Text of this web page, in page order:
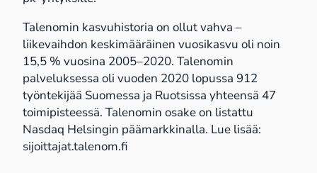
Talenomin kasvuhistoria on ollut vahva –
liikevaihdon keskimääräinen vuosikasvu oli noin
15,5 % vuosina 2005–2020. Talenomin
palveluksessa oli vuoden 2020 lopussa 912
työntekijää Suomessa ja Ruotsissa yhteensä 47
toimipisteessä. Talenomin osake on listattu
Nasdaq Helsingin päämarkkinalla. Lue lisää:
sijoittajat.talenom.fi